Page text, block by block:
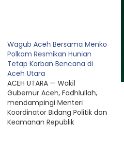
Wagub Aceh Bersama Menko
Polkam Resmikan Hunian
Tetap Korban Bencana di
Aceh Utara
ACEH UTARA — Wakil
Gubernur Aceh, Fadhlullah,
mendampingi Menteri
Koordinator Bidang Politik dan
Keamanan Republik